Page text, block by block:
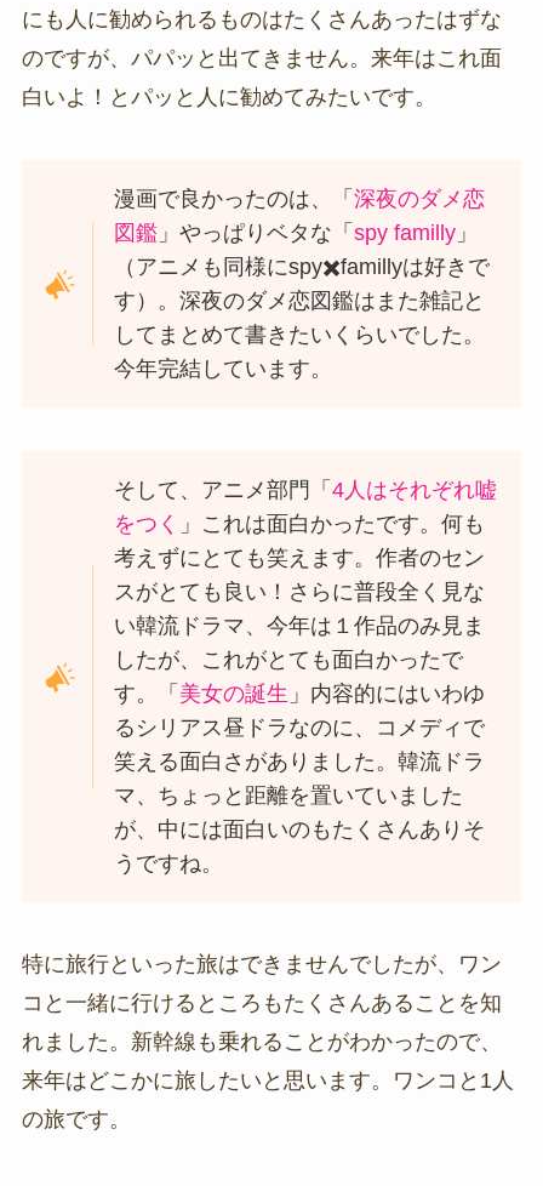
にも人に勧められるものはたくさんあったはずな
のですが、パパッと出てきません。来年はこれ面
白いよ！とパッと人に勧めてみたいです。
漫画で良かったのは、「深夜のダメ恋
図鑑 」やっぱりベタな「spy familly 」
（アニメも同様にspy✖️famillyは好きで
す）。深夜のダメ恋図鑑はまた雑記と
してまとめて書きたいくらいでした。
今年完結しています。
そして、アニメ部門「4人はそれぞれ嘘
をつく 」これは面白かったです。何も
考えずにとても笑えます。作者のセン
スがとても良い！さらに普段全く見な
い韓流ドラマ、今年は１作品のみ見ま
したが、これがとても面白かったで
す。「 美女の誕生 」内容的にはいわゆ
るシリアス昼ドラなのに、コメディで
笑える面白さがありました。韓流ドラ
マ、ちょっと距離を置いていました
が、中には面白いのもたくさんありそ
うですね。
特に旅行といった旅はできませんでしたが、ワン
コと一緒に行けるところもたくさんあることを知
れました。新幹線も乗れることがわかったので、
来年はどこかに旅したいと思います。ワンコと1人
の旅です。